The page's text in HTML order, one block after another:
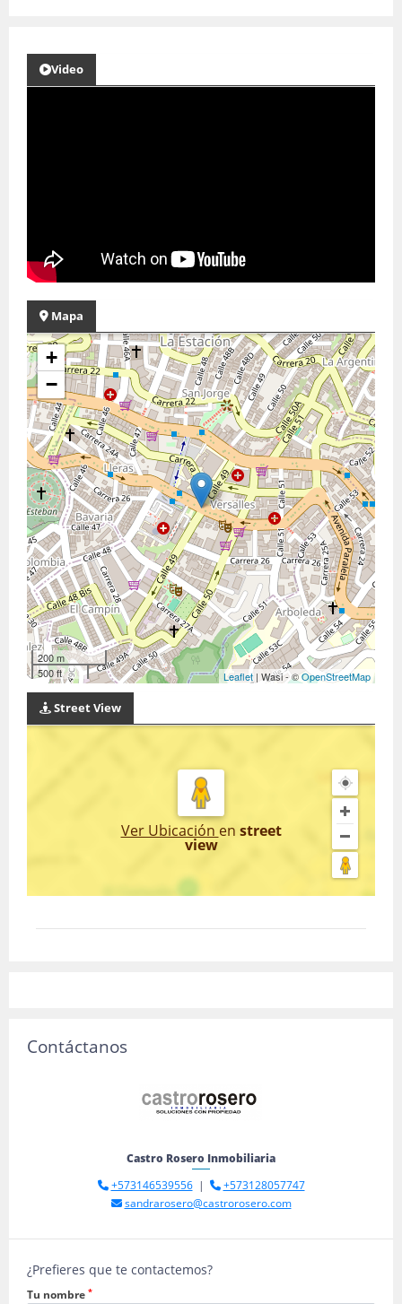
Video
Mapa
+
−
200 m
500 ft
Leaflet | Wasi - ©OpenStreetMap
Street View
Ver Ubicación en street
view
Contáctanos
Castro Rosero Inmobiliaria
+573146539556|
+573128057747
sandrarosero@castrorosero.com
¿Prefieres que te contactemos?
Tu nombre *